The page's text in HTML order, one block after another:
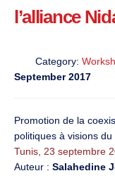
l’alliance
Category:
September 2017
Promotion de la
politiques à visions
Tunis, 23 septembre
Auteur : Salahedine